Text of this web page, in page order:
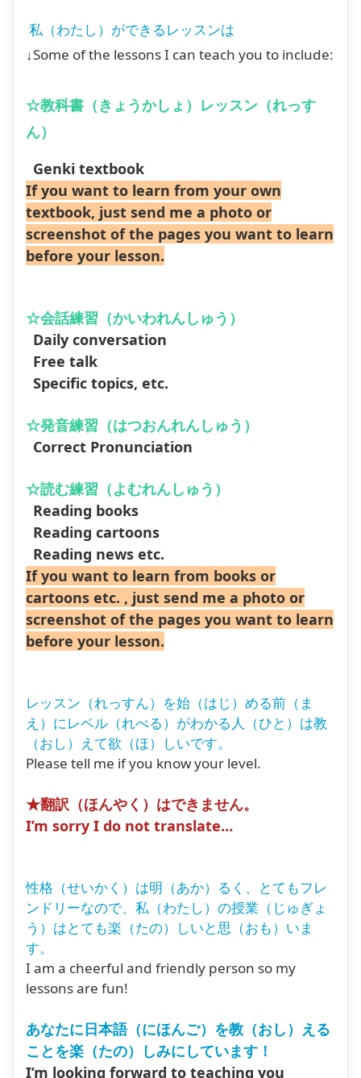
私（わたし）ができるレッスンは
↓Some of the lessons I can teach you to include:
☆教科書（きょうかしょ）レッスン（れっす
ん）
Genki textbook
If you want to learn from your own
textbook, just send me a photo or
screenshot of the pages you want to learn
before your lesson.
☆会話練習（かいわれんしゅう）
Daily conversation
Free talk
Specific topics, etc.
☆発音練習（はつおんれんしゅう）
Correct Pronunciation
☆読む練習（よむれんしゅう）
Reading books
Reading cartoons
Reading news etc.
If you want to learn from books or
cartoons etc. , just send me a photo or
screenshot of the pages you want to learn
before your lesson.
レッスン（れっすん）を始（はじ）める前（ま
え）にレベル（れべる）がわかる人（ひと）は教
（おし）えて欲（ほ）しいです。
Please tell me if you know your level.
★翻訳（ほんやく）はできません。
I’m sorry I do not translate…
性格（せいかく）は明（あか）るく、とてもフレ
ンドリーなので、私（わたし）の授業（じゅぎょ
う）はとても楽（たの）しいと思（おも）いま
す。
I am a cheerful and friendly person so my
lessons are fun!
あなたに日本語（にほんご）を教（おし）える
ことを楽（たの）しみにしています！
I’m looking forward to teaching you